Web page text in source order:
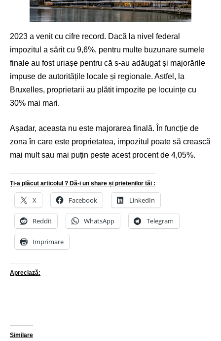
2023 a venit cu cifre record. Dacă la nivel federal
impozitul a sărit cu 9,6%, pentru multe buzunare sumele
finale au fost uriașe pentru că s-au adăugat și majorările
impuse de autoritățile locale și regionale. Astfel, la
Bruxelles, proprietarii au plătit impozite pe locuințe cu
30% mai mari.
Așadar, aceasta nu este majorarea finală. În funcție de
zona în care este proprietatea, impozitul poate să crească
mai mult sau mai puțin peste acest procent de 4,05%.
Ți-a plăcut articolul ? Dă-i un share și prietenilor tăi :
X Facebook LinkedIn
Reddit WhatsApp Telegram
Imprimare
Apreciază:
Similare